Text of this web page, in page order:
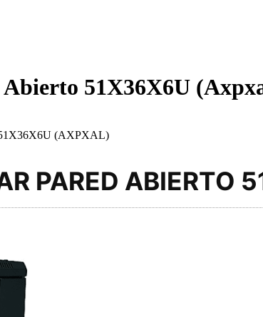
51X36X6U
(AXPXAL)
PARED ABIERTO